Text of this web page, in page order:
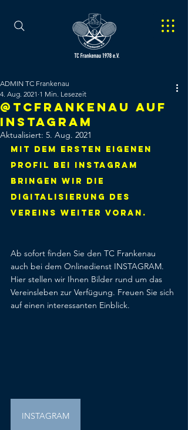
@TCFRANKENAU auf
Instagram
ADMIN TC Frankenau
4. Aug. 2021 1 Min. Lesezeit
Aktualisiert: 5. Aug. 2021
Mit dem ersten eigenen
Profil bei Instagram
bringen wir die
Digitalisierung des
Vereins weiter voran.
Ab sofort finden Sie den TC Frankenau
auch bei dem Onlinedienst INSTAGRAM.
Hier stellen wir Ihnen Bilder rund um das
Vereinsleben zur Verfügung. Freuen Sie sich
auf einen interessanten Einblick.
INSTAGRAM